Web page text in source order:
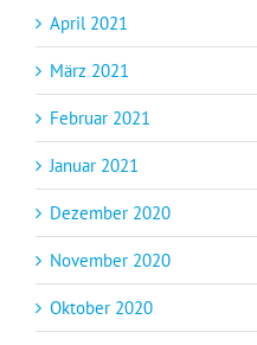
April 2021
März 2021
Februar 2021
Januar 2021
Dezember 2020
November 2020
Oktober 2020